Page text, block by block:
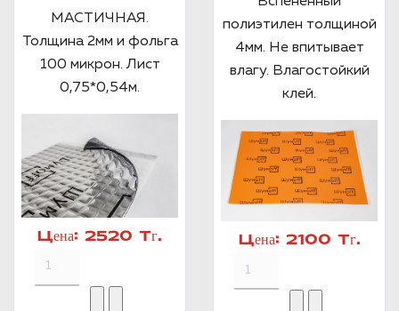
МАСТИЧНАЯ.
Толщина 2мм и фольга
100 микрон. Лист
0,75*0,54м.
Цена: 2520 Тг.
полиэтилен толщиной
4мм. Не впитывает
влагу. Влагостойкий
клей.
Цена: 2100 Тг.